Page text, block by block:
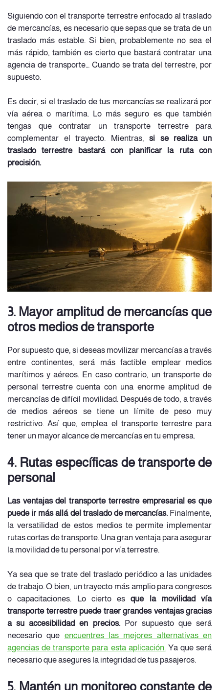
Siguiendo con el transporte terrestre enfocado al traslado
de mercancías, es necesario que sepas que se trata de un
traslado más estable. Si bien, probablemente no sea el
más rápido, también es cierto que bastará contratar una
agencia de transporte… Cuando se trata del terrestre, por
supuesto.
Es decir, si el traslado de tus mercancías se realizará por
vía aérea o marítima. Lo más seguro es que también
tengas que contratar un transporte terrestre para
complementar el trayecto. Mientras,si se realiza un
traslado terrestre bastará con planificar la ruta con
precisión.
3. Mayor amplitud de mercancías que
otros medios de transporte
Por supuesto que, si deseas movilizar mercancías a través
entre continentes, será más factible emplear medios
marítimos y aéreos. En caso contrario, un transporte de
personal terrestre cuenta con una enorme amplitud de
mercancías de difícil movilidad. Después de todo, a través
de medios aéreos se tiene un límite de peso muy
restrictivo. Así que, emplea el transporte terrestre para
tener un mayor alcance de mercancías en tu empresa.
4. Rutas específicas de transporte de
personal
Las ventajas del transporte terrestre empresarial es que
puede ir más allá del traslado de mercancías.Finalmente,
la versatilidad de estos medios te permite implementar
rutas cortas de transporte. Una gran ventaja para asegurar
la movilidad de tu personal por vía terrestre.
Ya sea que se trate del traslado periódico a las unidades
de trabajo. O bien, un trayecto más amplio para congresos
o capacitaciones. Lo cierto es que la movilidad vía
transporte terrestre puede traer grandes ventajas gracias
a su accesibilidad en precios.Por supuesto que será
necesario que encuentres las mejores alternativas en
agencias de transporte para esta aplicación.Ya que será
necesario que asegures la integridad de tus pasajeros.
5. Mantén un monitoreo constante de